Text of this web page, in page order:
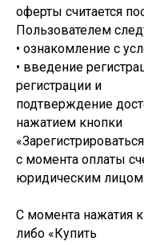
оферты считается
Пользователем
• ознакомление с
• введение
регистрации и
подтверждение
нажатием кнопки
с момента оплаты
юридическим лицом.
С момента нажатия
либо «Купить